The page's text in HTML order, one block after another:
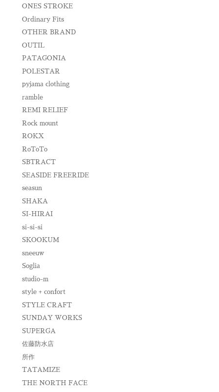
ONES STROKE
Ordinary Fits
OTHER BRAND
OUTIL
PATAGONIA
POLESTAR
pyjama clothing
ramble
REMI RELIEF
Rock mount
ROKX
RoToTo
SBTRACT
SEASIDE FREERIDE
seasun
SHAKA
SI-HIRAI
si-si-si
SKOOKUM
sneeuw
Soglia
studio-m
style + confort
STYLE CRAFT
SUNDAY WORKS
SUPERGA
佐藤防水店
所作
TATAMIZE
THE NORTH FACE